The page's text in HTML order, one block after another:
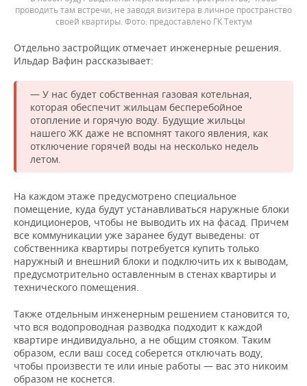
проводить там встречи, не заводя визитера в личное пространство
своей квартиры.
предоставлено ГК Тектум
Отдельно застройщик отмечает инженерные решения.
Ильдар Вафин рассказывает:
— У нас будет собственная газовая котельная,
которая обеспечит жильцам бесперебойное
отопление и горячую воду. Будущие жильцы
нашего ЖК даже не вспомнят такого явления, как
отключение горячей воды на несколько недель
летом.
На каждом этаже предусмотрено специальное
помещение, куда будут устанавливаться наружные блоки
кондиционеров, чтобы не выводить их на фасад. Причем
все коммуникации уже заранее будут выведены: от
собственника квартиры потребуется купить только
наружный и внешний блоки и подключить их к выводам,
предусмотрительно оставленным в стенах квартиры и
технического помещения.
Также отдельным инженерным решением становится то,
что вся водопроводная разводка подходит к каждой
квартире индивидуально, а не общим стояком. Таким
образом, если ваш сосед соберется отключать воду,
чтобы произвести те или иные работы — вас это никоим
образом не коснется.